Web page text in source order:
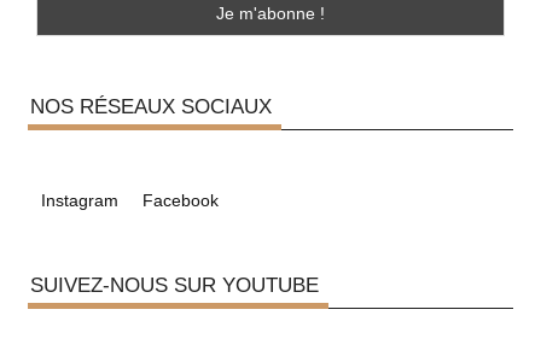
NOS RÉSEAUX SOCIAUX
Instagram Facebook
SUIVEZ-NOUS SUR YOUTUBE